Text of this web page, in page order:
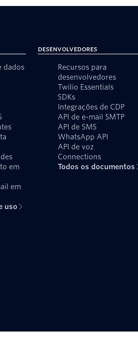
dados
em
em
uso
Desenvolvedores
Recursos para
desenvolvedores
Twilio Essentials
SDKs
Integrações de CDP
API de e-mail SMTP
API de SMS
WhatsApp API
API de voz
Connections
Todos os documentos